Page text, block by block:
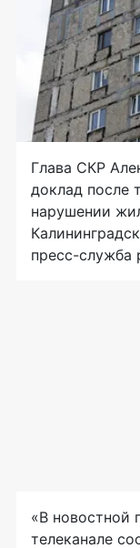
Глава СКР
доклад после
нарушении
пресс-служба
«В новостной
телеканале